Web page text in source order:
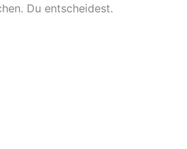
Du entscheidest.